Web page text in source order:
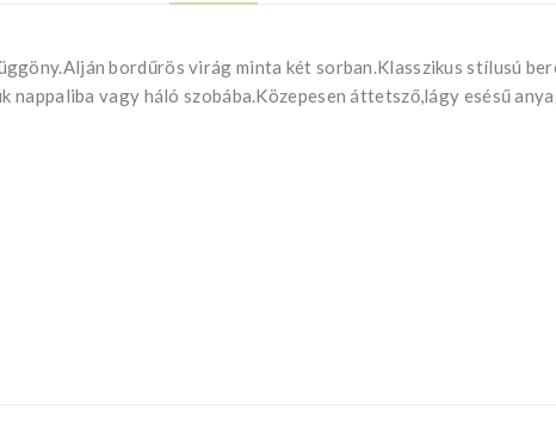
bordűrös virág minta két sorban.Klasszikus stílusú
vagy háló szobába.Közepesen áttetsző,lágy esésű